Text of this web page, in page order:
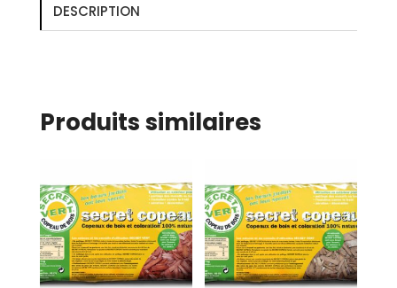
DESCRIPTION
Produits similaires